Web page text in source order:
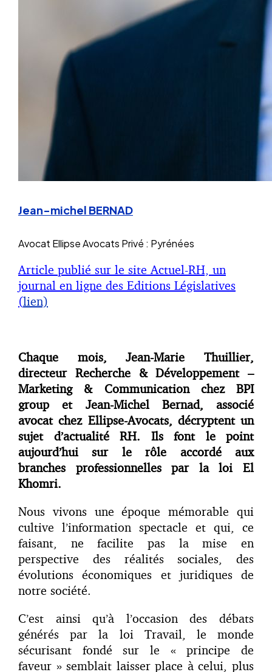
Jean-michel BERNAD
Avocat Ellipse Avocats Privé : Pyrénées
Article publié sur le site Actuel-RH, un
journal en ligne des Editions Législatives
(lien)
Chaque mois, Jean-Marie Thuillier,
directeur Recherche & Développement –
Marketing & Communication chez BPI
group et Jean-Michel Bernad, associé
avocat chez Ellipse-Avocats, décryptent un
sujet d’actualité RH. Ils font le point
aujourd’hui sur le rôle accordé aux
branches professionnelles par la loi El
Khomri.
Nous vivons une époque mémorable qui
cultive l’information spectacle et qui, ce
faisant, ne facilite pas la mise en
perspective des réalités sociales, des
évolutions économiques et juridiques de
notre société.
C’est ainsi qu’à l’occasion des débats
générés par la loi Travail, le monde
sécurisant fondé sur le « principe de
faveur » semblait laisser place à celui, plus